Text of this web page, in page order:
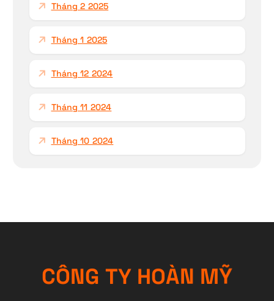
Tháng 2 2025
Tháng 1 2025
Tháng 12 2024
Tháng 11 2024
Tháng 10 2024
CÔNG TY HOÀN MỸ